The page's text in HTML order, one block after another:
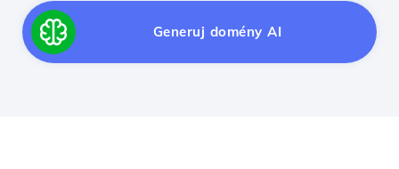
Generuj domény AI